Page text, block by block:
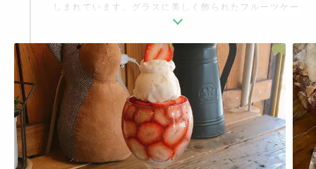
しまれています。グラスに美しく飾られたフルーツケー
キや、季節限定のかき氷が人気。マフィンやスコーン、
類豊富なラインナップがあり、選ぶのが楽しくなりま
す。テイクアウトOKなので、旅のお供にもぴったりで
す。